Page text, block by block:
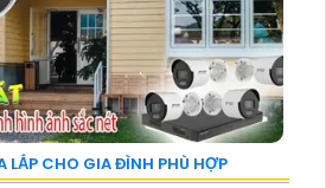
LẮP CHO GIA ĐÌNH PHÙ HỢP